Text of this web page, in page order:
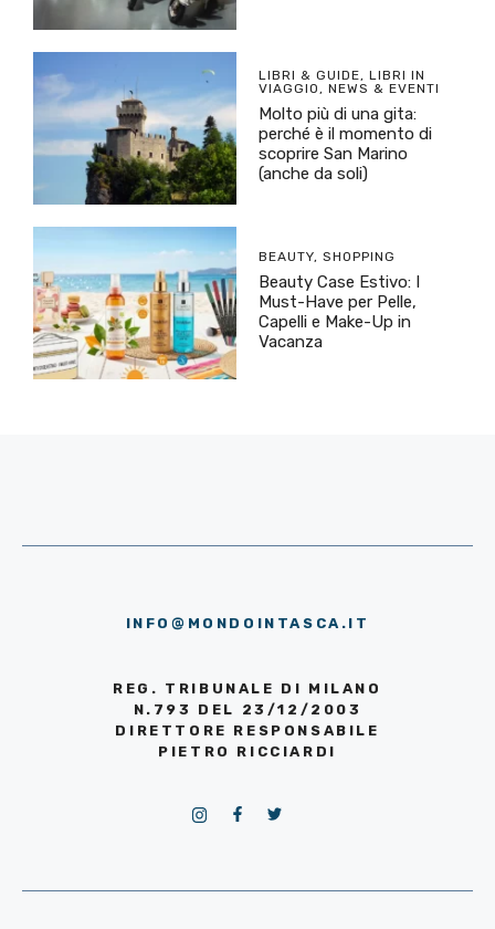
LIBRI & GUIDE, LIBRI IN
VIAGGIO , NEWS & EVENTI
Molto più di una gita:
perché è il momento di
scoprire San Marino
(anche da soli)
BEAUTY, SHOPPING
Beauty Case Estivo: I
Must-Have per Pelle,
Capelli e Make-Up in
Vacanza
INFO@MONDOINTASCA.IT
REG. TRIBUNALE DI MILANO
N.793 DEL 23/12/2003
DIRETTORE RESPONSABILE
PIETRO RICCIARDI